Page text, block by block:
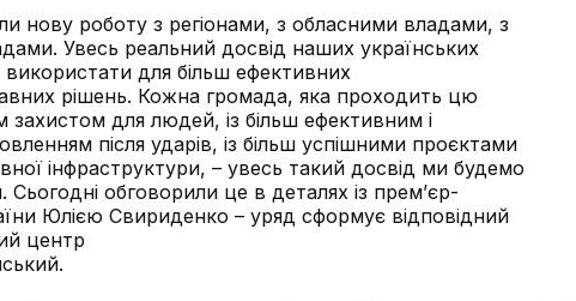
нову роботу з регіонами, з обласними владами, з
Увесь реальний досвід наших українських
для більш ефективних
рішень. Кожна громада, яка проходить цю
захистом для людей, із більш ефективним і
після ударів, із більш успішними проєктами
інфраструктури, – увесь такий досвід ми будемо
обговорили це в деталях із прем’єр-
Юлією Свириденко – уряд сформує відповідний
центр